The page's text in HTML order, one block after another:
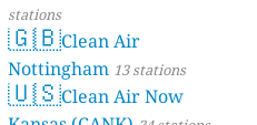
stations
🇬🇧Clean Air
Nottingham 13 stations
🇺🇸Clean Air Now